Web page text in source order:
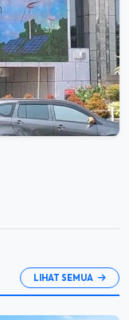
LIHAT SEMUA